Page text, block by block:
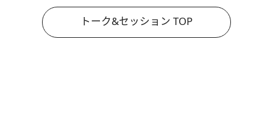
トーク&セッション TOP